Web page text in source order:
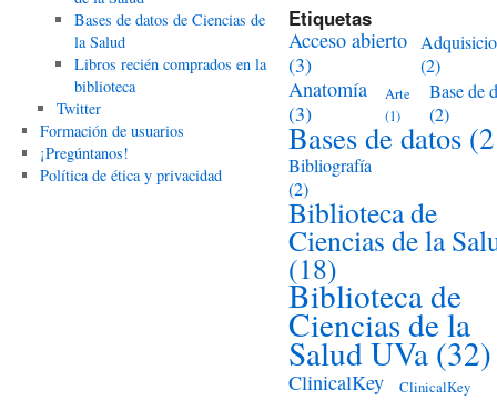
Bases de datos de Ciencias de
la Salud
Libros recién comprados en la
biblioteca
Twitter
Formación de usuarios
¡Pregúntanos!
Política de ética y privacidad
Etiquetas
Acceso abierto
(3)
(2)
Anatomía
(3)
Arte
(1)
Base de
(2)
Bases de datos
Bibliografía
(2)
Biblioteca de
Ciencias de la
(18)
Biblioteca de
Ciencias de la
Salud UVa (32)
ClinicalKey
ClinicalKey